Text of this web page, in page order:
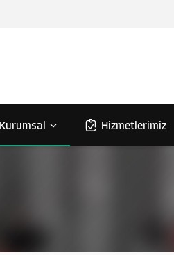
Kurumsal Hizmetlerimiz